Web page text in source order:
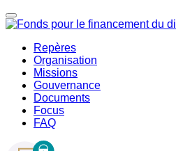
Repères
Organisation
Missions
Gouvernance
Documents
Focus
FAQ